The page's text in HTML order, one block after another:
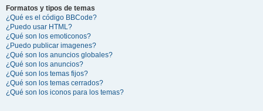
Formatos y tipos de temas
¿Qué es el código BBCode?
¿Puedo usar HTML?
¿Qué son los emoticonos?
¿Puedo publicar imagenes?
¿Qué son los anuncios globales?
¿Qué son los anuncios?
¿Qué son los temas fijos?
¿Qué son los temas cerrados?
¿Qué son los iconos para los temas?